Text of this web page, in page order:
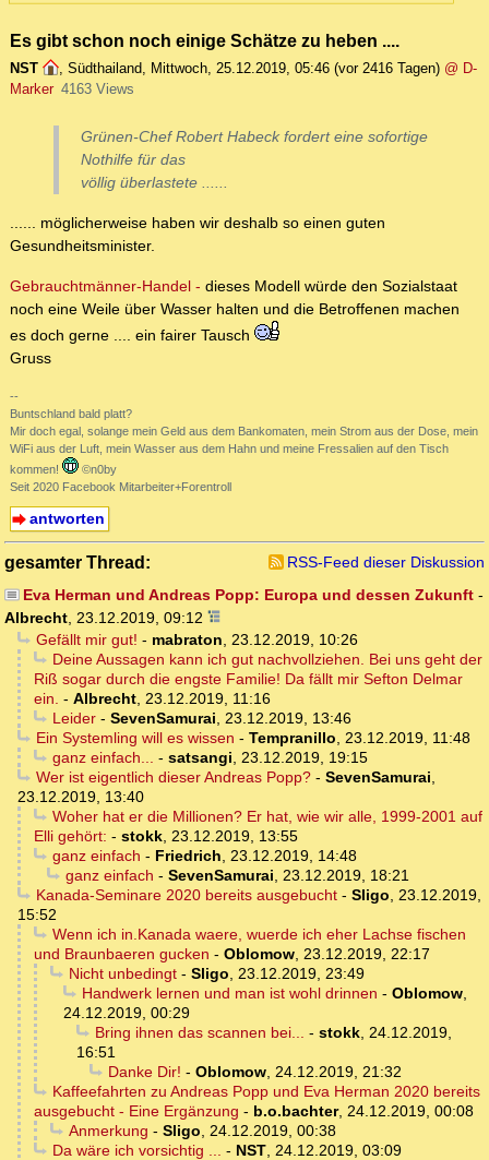
Es gibt schon noch einige Schätze zu heben ....
NST Südthailand Mittwoch, 25.12.2019, 05:46 (vor 2416 Tagen) @ D-
Marker 4163 Views
Grünen-Chef Robert Habeck fordert eine sofortige
Nothilfe für das
völlig überlastete ......
...... möglicherweise haben wir deshalb so einen guten
Gesundheitsminister.
Gebrauchtmänner-Handel - dieses Modell würde den Sozialstaat
noch eine Weile über Wasser halten und die Betroffenen machen
es doch gerne .... ein fairer Tausch
Gruss
--
Buntschland bald platt?
Mir doch egal, solange mein Geld aus dem Bankomaten, mein Strom aus der Dose, mein
WiFi aus der Luft, mein Wasser aus dem Hahn und meine Fressalien auf den Tisch
kommen!
©n0by
Seit 2020 Facebook Mitarbeiter+Forentroll
antworten
gesamter Thread:
RSS-Feed dieser Diskussion
Eva Herman und Andreas Popp: Europa und dessen Zukunft-
Albrecht 23.12.2019, 09:12
Gefällt mir gut! - mabraton
23.12.2019, 10:26
Deine Aussagen kann ich gut nachvollziehen. Bei uns geht der
Riß sogar durch die engste Familie! Da fällt mir Sefton Delmar
ein. - Albrecht 23.12.2019, 11:16
Leider- SevenSamurai
23.12.2019, 13:46
Ein Systemling will es wissen - Tempranillo
23.12.2019, 11:48
ganz einfach...
- satsangi
23.12.2019, 19:15
Wer ist eigentlich dieser Andreas Popp?- SevenSamurai
23.12.2019, 13:40
Woher hat er die Millionen? Er hat, wie wir alle, 1999-2001 auf
Elli gehört: - stokk 23.12.2019, 13:55
ganz einfach - Friedrich
23.12.2019, 14:48
ganz einfach - SevenSamurai
23.12.2019, 18:21
Kanada-Seminare 2020 bereits ausgebucht- Sligo
23.12.2019,
15:52
Wenn ich in.Kanada waere, wuerde ich eher Lachse fischen
und Braunbaeren gucken - Oblomow 23.12.2019, 22:17
Nicht unbedingt- Sligo
23.12.2019, 23:49
Handwerk lernen und man ist wohl drinnen - Oblomow,
24.12.2019, 00:29
Bring ihnen das scannen bei...
- stokk, 24.12.2019,
16:51
Danke Dir! - Oblomow, 24.12.2019, 21:32
Kaffeefahrten zu Andreas Popp und Eva Herman 2020 bereits
ausgebucht - Eine Ergänzung - b.o.bachter, 24.12.2019, 00:08
Anmerkung - Sligo
24.12.2019, 00:38
Da wäre ich vorsichtig ...
- NST, 24.12.2019, 03:09